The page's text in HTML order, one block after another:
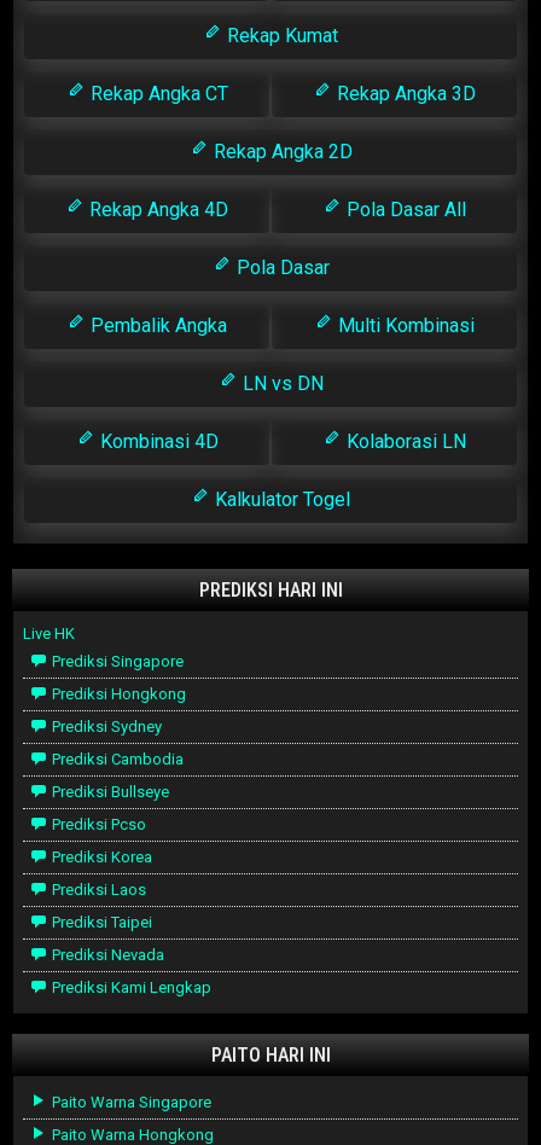
Rekap Kumat
Rekap Angka CT Rekap Angka 3D
Rekap Angka 2D
Rekap Angka 4D Pola Dasar All
Pola Dasar
Pembalik Angka Multi Kombinasi
LN vs DN
Kombinasi 4D Kolaborasi LN
Kalkulator Togel
PREDIKSI HARI INI
Live HK
Prediksi Singapore
Prediksi Hongkong
Prediksi Sydney
Prediksi Cambodia
Prediksi Bullseye
Prediksi Pcso
Prediksi Korea
Prediksi Laos
Prediksi Taipei
Prediksi Nevada
Prediksi Kami Lengkap
PAITO HARI INI
Paito Warna Singapore
Paito Warna Hongkong